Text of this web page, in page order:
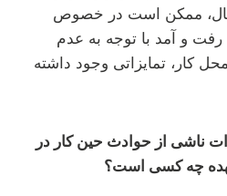
ممکن است در خصوص
رفت و آمد با توجه به عدم
کار، تمایزاتی وجود داشته
ناشی از حوادث حین کار در
عهده چه کسی است؟